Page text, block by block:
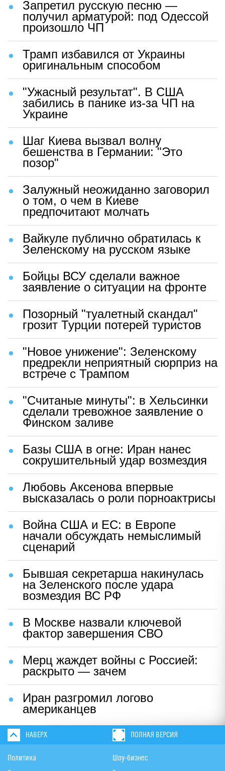
Запретил русскую песню —
получил арматурой: под Одессой
произошло ЧП
Трамп избавился от Украины
оригинальным способом
"Ужасный результат". В США
забились в панике из-за ЧП на
Украине
Шаг Киева вызвал волну
бешенства в Германии: "Это
позор"
Залужный неожиданно заговорил
о том, о чем в Киеве
предпочитают молчать
Вайкуле публично обратилась к
Зеленскому на русском языке
Бойцы ВСУ сделали важное
заявление о ситуации на фронте
Позорный "туалетный скандал"
грозит Турции потерей туристов
"Новое унижение": Зеленскому
предрекли неприятный сюрприз на
встрече с Трампом
"Считаные минуты": в Хельсинки
сделали тревожное заявление о
Финском заливе
Базы США в огне: Иран нанес
сокрушительный удар возмездия
Любовь Аксенова впервые
высказалась о роли порноактрисы
Война США и ЕС: в Европе
начали обсуждать немыслимый
сценарий
Бывшая секретарша накинулась
на Зеленского после удара
возмездия ВС РФ
В Москве назвали ключевой
фактор завершения СВО
Мерц жаждет войны с Россией:
раскрыто — зачем
Иран разгромил логово
американцев
НАВЕРХ ПОЛНАЯ ВЕРСИЯ
Политика
Шоу-бизнес